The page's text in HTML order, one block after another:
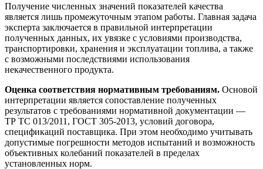
Получение численных значений показателей качества
является лишь промежуточным этапом работы. Главная задача
эксперта заключается в правильной интерпретации
полученных данных, их увязке с условиями производства,
транспортировки, хранения и эксплуатации топлива, а также
с возможными последствиями использования
некачественного продукта.
Оценка соответствия нормативным требованиям. Основой
интерпретации является сопоставление полученных
результатов с требованиями нормативной документации —
ТР ТС 013/2011, ГОСТ 305-2013, условий договора,
спецификаций поставщика. При этом необходимо учитывать
допустимые погрешности методов испытаний и возможность
объективных колебаний показателей в пределах
установленных норм.